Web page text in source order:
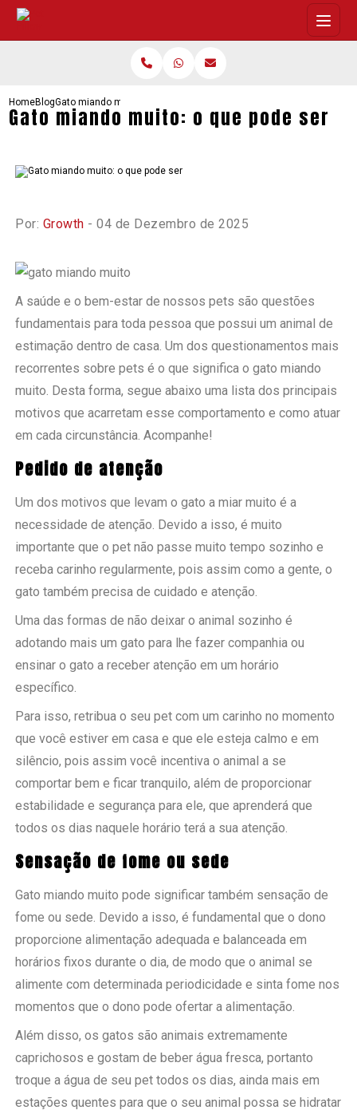
HomeBlogGato miando muito: o que pode ser
Gato miando muito: o que pode ser
Por: Growth - 04 de Dezembro de 2025
A saúde e o bem-estar de nossos pets são questões
fundamentais para toda pessoa que possui um animal de
estimação dentro de casa. Um dos questionamentos mais
recorrentes sobre pets é o que significa o gato miando
muito. Desta forma, segue abaixo uma lista dos principais
motivos que acarretam esse comportamento e como atuar
em cada circunstância. Acompanhe!
Pedido de atenção
Um dos motivos que levam o gato a miar muito é a
necessidade de atenção. Devido a isso, é muito
importante que o pet não passe muito tempo sozinho e
receba carinho regularmente, pois assim como a gente, o
gato também precisa de cuidado e atenção.
Uma das formas de não deixar o animal sozinho é
adotando mais um gato para lhe fazer companhia ou
ensinar o gato a receber atenção em um horário
específico.
Para isso, retribua o seu pet com um carinho no momento
que você estiver em casa e que ele esteja calmo e em
silêncio, pois assim você incentiva o animal a se
comportar bem e ficar tranquilo, além de proporcionar
estabilidade e segurança para ele, que aprenderá que
todos os dias naquele horário terá a sua atenção.
Sensação de fome ou sede
Gato miando muito pode significar também sensação de
fome ou sede. Devido a isso, é fundamental que o dono
proporcione alimentação adequada e balanceada em
horários fixos durante o dia, de modo que o animal se
alimente com determinada periodicidade e sinta fome nos
momentos que o dono pode ofertar a alimentação.
Além disso, os gatos são animais extremamente
caprichosos e gostam de beber água fresca, portanto
troque a água de seu pet todos os dias, ainda mais em
estações quentes para que o seu animal possa se hidratar